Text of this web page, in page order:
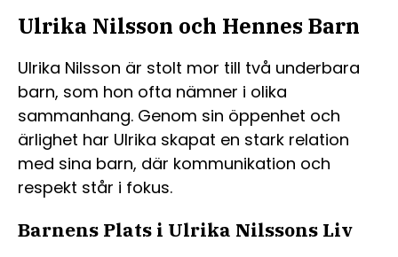
Ulrika Nilsson och Hennes Barn
Ulrika Nilsson är stolt mor till två underbara
barn, som hon ofta nämner i olika
sammanhang. Genom sin öppenhet och
ärlighet har Ulrika skapat en stark relation
med sina barn, där kommunikation och
respekt står i fokus.
Barnens Plats i Ulrika Nilssons Liv